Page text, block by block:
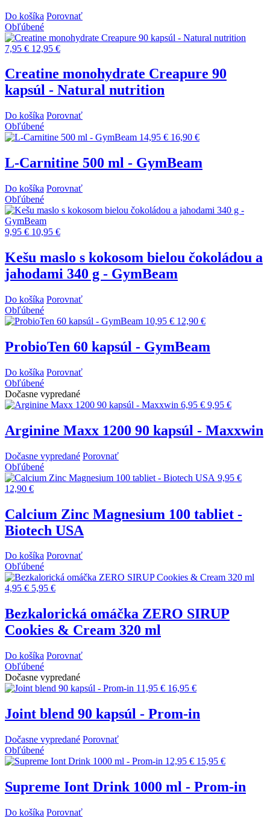
Do košíka Porovnať
Obľúbené
7,95 € 12,95 €
Creatine monohydrate Creapure 90
kapsúl - Natural nutrition
Do košíka Porovnať
Obľúbené
14,95 € 16,90 €
L-Carnitine 500 ml - GymBeam
Do košíka Porovnať
Obľúbené
9,95 € 10,95 €
Kešu maslo s kokosom bielou čokoládou a
jahodami 340 g - GymBeam
Do košíka Porovnať
Obľúbené
10,95 € 12,90 €
ProbioTen 60 kapsúl - GymBeam
Do košíka Porovnať
Obľúbené
Dočasne vypredané
6,95 € 9,95 €
Arginine Maxx 1200 90 kapsúl - Maxxwin
Dočasne vypredané Porovnať
Obľúbené
9,95 €
12,90 €
Calcium Zinc Magnesium 100 tabliet -
Biotech USA
Do košíka Porovnať
Obľúbené
4,95 € 5,95 €
Bezkalorická omáčka ZERO SIRUP
Cookies & Cream 320 ml
Do košíka Porovnať
Obľúbené
Dočasne vypredané
11,95 € 16,95 €
Joint blend 90 kapsúl - Prom-in
Dočasne vypredané Porovnať
Obľúbené
12,95 € 15,95 €
Supreme Iont Drink 1000 ml - Prom-in
Do košíka Porovnať